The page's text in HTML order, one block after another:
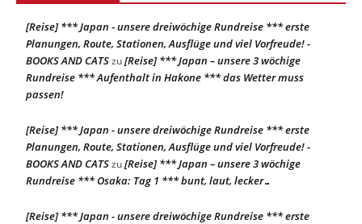
[Reise] *** Japan - unsere dreiwöchige Rundreise *** erste
Planungen, Route, Stationen, Ausflüge und viel Vorfreude! -
BOOKS AND CATSzu[Reise] *** Japan – unsere 3 wöchige
Rundreise *** Aufenthalt in Hakone *** das Wetter muss
passen!
[Reise] *** Japan - unsere dreiwöchige Rundreise *** erste
Planungen, Route, Stationen, Ausflüge und viel Vorfreude! -
BOOKS AND CATSzu[Reise] *** Japan – unsere 3 wöchige
Rundreise *** Osaka: Tag 1 *** bunt, laut, lecker…
[Reise] *** Japan - unsere dreiwöchige Rundreise *** erste